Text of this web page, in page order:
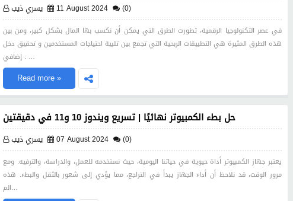
يسري ذيب 11 August 2024 (0)
في عصر التكنولوجيا الرقمية، تطورت الطرق التي يمكن أن نكسب بها المال بشكل كبير، ومن بين
هذه الطرق المثيرة هي التطبيقات الربحية التي تجمع بين تلبية احتياجات المستخدمين و تحقيق دخل
إضافي . …
Read more »
حل بطء الكمبيوتر نهائيًا | تسريع ويندوز 10 و11 في دقيقتين
يسري ذيب 07 August 2024 (0)
يعتبر جهاز الكمبيوتر أداة حيوية في حياتنا اليومية، حيث نستخدمه للعمل، والدراسة، والترفيه. ومع
مرور الوقت، قد نلاحظ أن أداء الجهاز يبدأ في التراجع، مما يؤدي إلى شعور بالثقل والبطء. هذه
الم…